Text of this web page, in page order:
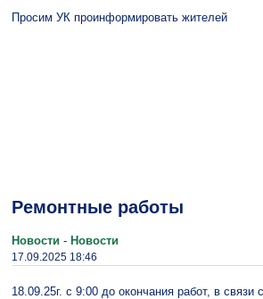
Просим УК проинформировать жителей
Ремонтные работы
Новости - Новости
17.09.2025 18:46
18.09.25г. с 9:00 до окончания работ, в